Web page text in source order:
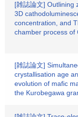
[雑誌論文] Outlining
3D
concentration, and
chamber process of
[雑誌論文]
crystallisation age
evolution of mafic
the Kurobegawa